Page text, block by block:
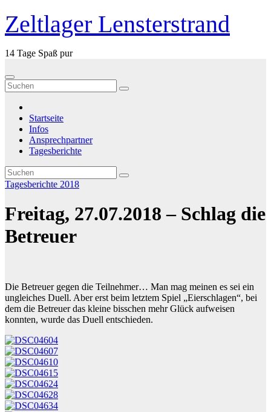
Zum
Inhalt
springen
Zeltlager Lensterstrand
14 Tage Spaß pur
Startseite
Infos
Ansprechpartner
Tagesberichte
Tagesberichte 2018
Freitag, 27.07.2018 – Schlag die
Betreuer
Die Betreuer gegen die Teilnehmer… Man mag meinen es sei ein
ungleiches Duell. Aber erst beim letztem Spiel „Eierschlagen“, bei
dem die Betreuer das kleine bisschen mehr Glück aufweisen
konnten, wurde das Duell entschieden.